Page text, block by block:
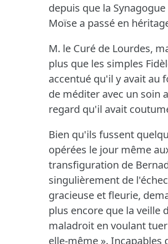
depuis que la
Moïse a passé en
M. le Curé de Lourdes,
plus que les simples
accentué qu'il y avait au
de méditer avec un soin
regard qu'il avait
Bien qu'ils fussent
opérées le jour même
transfiguration de
singulièrement de
gracieuse et fleurie,
plus encore que la veille
maladroit en voulant
elle-même ». Incapables